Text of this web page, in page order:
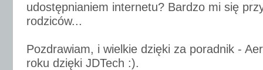
udostępnianiem internetu? Bardzo mi się
rodziców...
Pozdrawiam, i wielkie dzięki za poradnik -
roku dzięki JDTech :).